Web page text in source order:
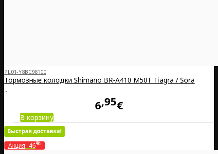
PL01-Y8BC98100
Тормозные колодки Shimano BR-A410 M50T Tiagra / Sora
..
6 95€
В корзину
Акция -46%